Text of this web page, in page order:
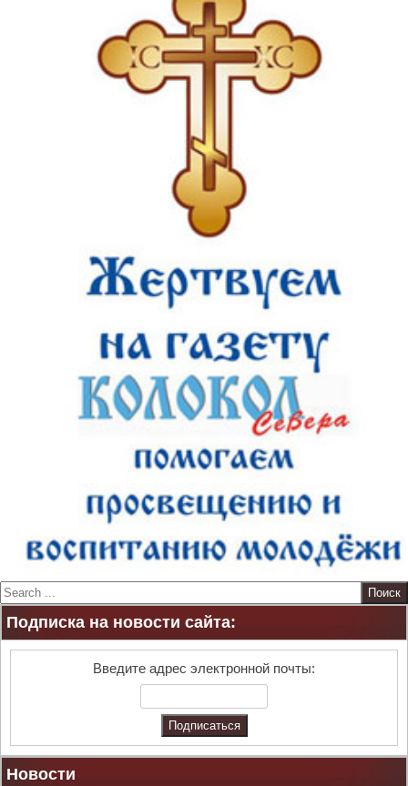
S
e
r
Подписка на новости сайта:
Введите адрес электронной почты:
Новости